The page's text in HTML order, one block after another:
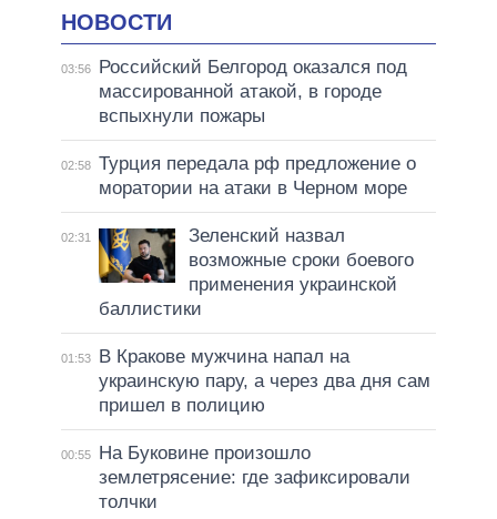
НОВОСТИ
03:56
Российский Белгород оказался под
массированной атакой, в городе
вспыхнули пожары
02:58 Турция передала рф предложение о
моратории на атаки в Черном море
02:31
Зеленский назвал
возможные сроки боевого
применения украинской
баллистики
01:53
В Кракове мужчина напал на
украинскую пару, а через два дня сам
пришел в полицию
00:55
На Буковине произошло
землетрясение: где зафиксировали
толчки